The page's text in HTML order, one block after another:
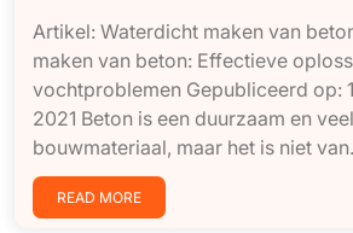
Artikel: Waterdicht maken van
maken van beton: Effectieve
vochtproblemen Gepubliceerd op:
2021 Beton is een duurzaam en
bouwmateriaal, maar het is niet
READ MORE